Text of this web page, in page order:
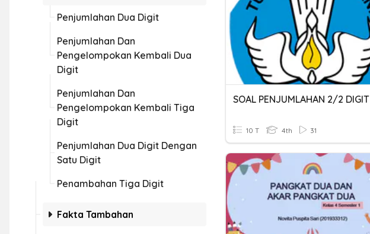
Penjumlahan Dua Digit
Penjumlahan Dan
Pengelompokan Kembali Dua
Digit
Penjumlahan Dan
Pengelompokan Kembali Tiga
Digit
Penjumlahan Dua Digit Dengan
Satu Digit
Penambahan Tiga Digit
Fakta Tambahan
SOAL PENJUMLAHAN 2/2 DIGIT
10 T 4th 31